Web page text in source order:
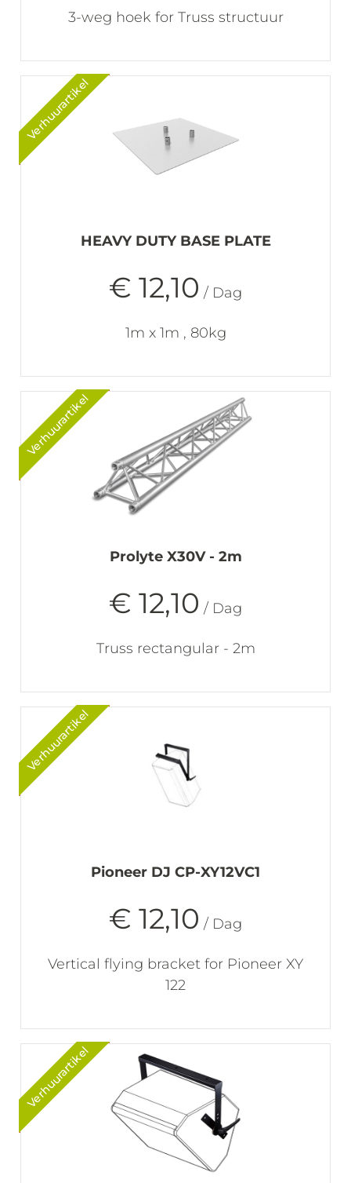
3-weg hoek for Truss structuur
HEAVY DUTY BASE PLATE
€ 12,10 / Dag
1m x 1m , 80kg
Verhuurartikel
Prolyte X30V - 2m
€ 12,10 / Dag
Truss rectangular - 2m
Verhuurartikel
Pioneer DJ CP-XY12VC1
€ 12,10 / Dag
Vertical flying bracket for Pioneer XY
122
Verhuurartikel
Verhuurartikel